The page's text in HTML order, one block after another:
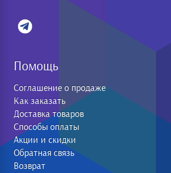
Помощь
Соглашение о продаже
Как заказать
Доставка товаров
Способы оплаты
Акции и скидки
Обратная связь
Возврат